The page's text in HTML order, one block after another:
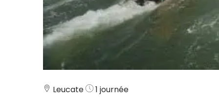
Leucate
1 journée